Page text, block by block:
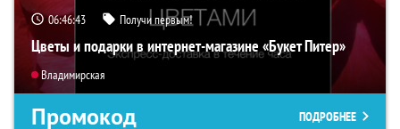
06:46:42 Получи первым!
Цветы и подарки в интернет-магазине «Букет Питер»
Владимирская
Промокод ПОДРОБНЕЕ